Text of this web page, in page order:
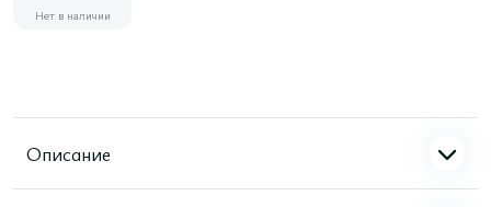
Нет в наличии
Описание